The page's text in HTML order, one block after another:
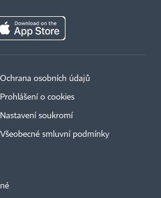
Ochrana osobních údajů
Prohlášení o cookies
Nastavení soukromí
Všeobecné smluvní podmínky